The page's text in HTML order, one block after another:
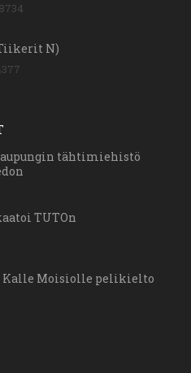
Tiikerit N)
tähtimiehistö
TUTOn
Kalle Moisiolle pelikielto